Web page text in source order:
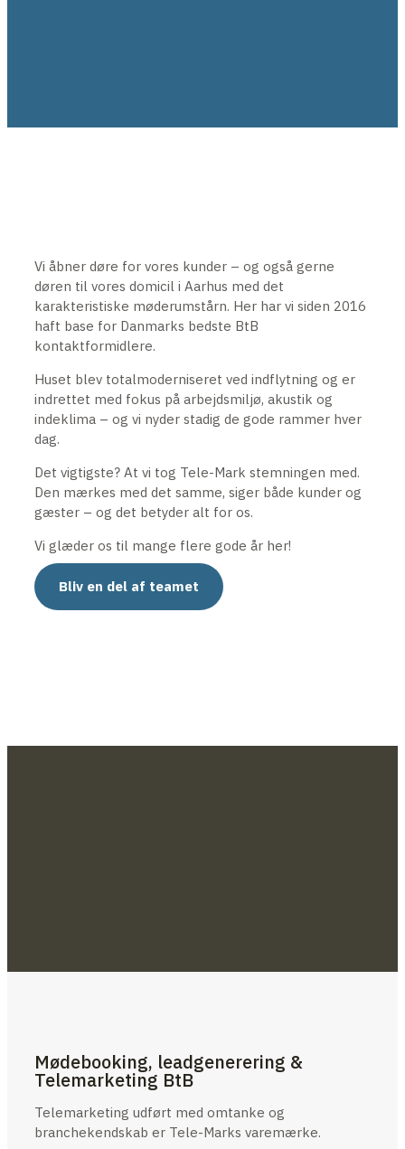
Vi åbner døre for vores kunder – og også gerne
døren til vores domicil i Aarhus med det
karakteristiske møderumstårn. Her har vi siden 2016
haft base for Danmarks bedste BtB
kontaktformidlere.
Huset blev totalmoderniseret ved indflytning og er
indrettet med fokus på arbejdsmiljø, akustik og
indeklima – og vi nyder stadig de gode rammer hver
dag.
Det vigtigste? At vi tog Tele-Mark stemningen med.
Den mærkes med det samme, siger både kunder og
gæster – og det betyder alt for os.
Vi glæder os til mange flere gode år her!
Bliv en del af teamet
Mødebooking, leadgenerering &
Telemarketing BtB
Telemarketing udført med omtanke og
branchekendskab er Tele-Marks varemærke.